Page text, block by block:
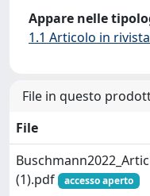
Appare nelle
1.1 Articolo in rivista
File in questo
File
(1).pdf
accesso aperto